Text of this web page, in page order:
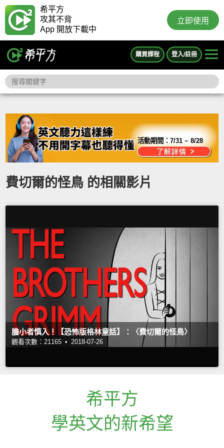
希平方
攻其不背
App 開放下載中
立即使用
購買課程 登入/註冊
活動期間：7/31 ~ 8/28
費切爾的怪鳥 的相關影片
膽小者慎入！【恐怖版格林童話】：〈費切爾的怪鳥〉
觀看次數：21165 • 2018-07-26
希平方
學英文的新希望